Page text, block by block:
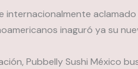
internacionalmente
inaguró ya su
Pubbelly Sushi México